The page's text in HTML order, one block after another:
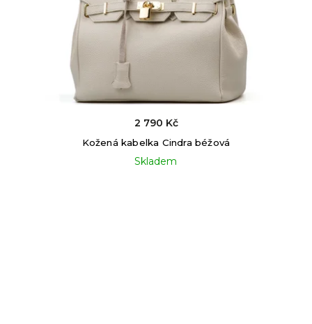
Kožená kabelka Cindra béžová
Skladem
2 790 Kč